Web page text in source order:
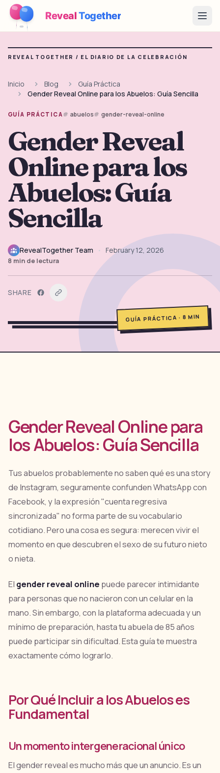
RevealTogether
Cómo Funciona
Juegos
Precios
Planear la fiesta
Juegos, imprimibles e ideas prácticas gratis
Kit imprimible gratis
Temas
Iniciar Sesión
Comenzar
REVEAL TOGETHER / EL DIARIO DE LA CELEBRACIÓN
Inicio Blog
Guía Práctica
Gender Reveal Online para los Abuelos: Guía Sencilla
GUÍA PRÁCTICA abuelos gender-reveal-online
Gender Reveal
Online para los
Abuelos: Guía
Sencilla
RevealTogether Team • February 12, 2026
8 min de lectura
SHARE
GUÍA PRÁCTICA · 8 MIN
Gender Reveal Online para
los Abuelos: Guía Sencilla
Tus abuelos probablemente no saben qué es una story
de Instagram, seguramente confunden WhatsApp con
Facebook, y la expresión "cuenta regresiva
sincronizada" no forma parte de su vocabulario
cotidiano. Pero una cosa es segura: merecen vivir el
momento en que descubren el sexo de su futuro nieto
o nieta.
El gender reveal online puede parecer intimidante
para personas que no nacieron con un celular en la
mano. Sin embargo, con la plataforma adecuada y un
mínimo de preparación, hasta tu abuela de 85 años
puede participar sin dificultad. Esta guía te muestra
exactamente cómo lograrlo.
Por Qué Incluir a los Abuelos es
Fundamental
Un momento intergeneracional único
El gender reveal es mucho más que un anuncio. Es un